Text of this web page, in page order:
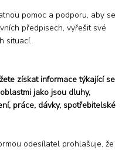
pomoc a podporu, aby se
předpisech, vyřešit své
situací.
získat informace týkající se
jako jsou dluhy,
práce, dávky, spotřebitelské
odesílatel prohlašuje, že